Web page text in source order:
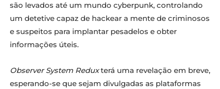
são levados até um mundo cyberpunk, controlando
um detetive capaz de hackear a mente de criminosos
e suspeitos para implantar pesadelos e obter
informações úteis.
Observer System Reduxterá uma revelação em breve,
esperando-se que sejam divulgadas as plataformas